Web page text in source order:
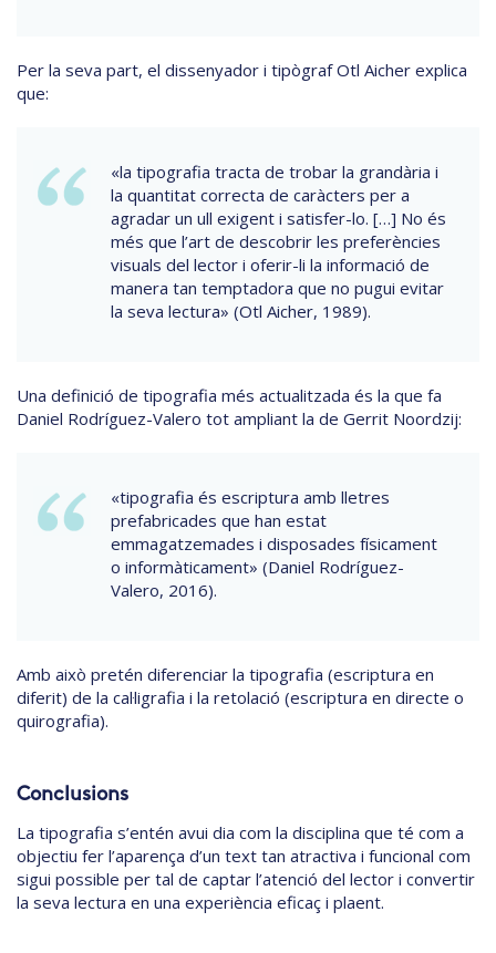
Per la seva part, el dissenyador i tipògraf Otl Aicher explica
que:
«la tipografia tracta de trobar la grandària i
la quantitat correcta de caràcters per a
agradar un ull exigent i satisfer-lo. […] No és
més que l’art de descobrir les preferències
visuals del lector i oferir-li la informació de
manera tan temptadora que no pugui evitar
la seva lectura» (Otl Aicher, 1989).
Una definició de tipografia més actualitzada és la que fa
Daniel Rodríguez-Valero tot ampliant la de Gerrit Noordzij:
«tipografia és escriptura amb lletres
prefabricades que han estat
emmagatzemades i disposades físicament
o informàticament» (Daniel Rodríguez-
Valero, 2016).
Amb això pretén diferenciar la tipografia (escriptura en
diferit) de la cal·ligrafia i la retolació (escriptura en directe o
quirografia).
Conclusions
La tipografia s’entén avui dia com la disciplina que té com a
objectiu fer l’aparença d’un text tan atractiva i funcional com
sigui possible per tal de captar l’atenció del lector i convertir
la seva lectura en una experiència eficaç i plaent.